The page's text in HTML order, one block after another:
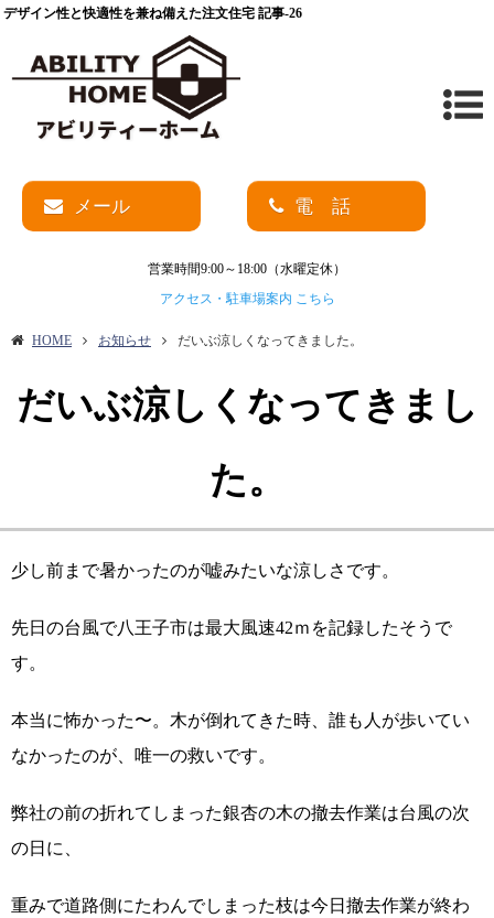
デザイン性と快適性を兼ね備えた注文住宅 記事-26
メール 電 話
営業時間9:00～18:00（水曜定休）
アクセス・駐車場案内 こちら
HOME お知らせ だいぶ涼しくなってきました。
だいぶ涼しくなってきまし
た。
少し前まで暑かったのが嘘みたいな涼しさです。
先日の台風で八王子市は最大風速42ｍを記録したそうで
す。
本当に怖かった〜。木が倒れてきた時、誰も人が歩いてい
なかったのが、唯一の救いです。
弊社の前の折れてしまった銀杏の木の撤去作業は台風の次
の日に、
重みで道路側にたわんでしまった枝は今日撤去作業が終わ